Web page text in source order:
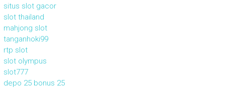
situs slot gacor
slot thailand
mahjong slot
tanganhoki99
rtp slot
slot olympus
slot777
depo 25 bonus 25